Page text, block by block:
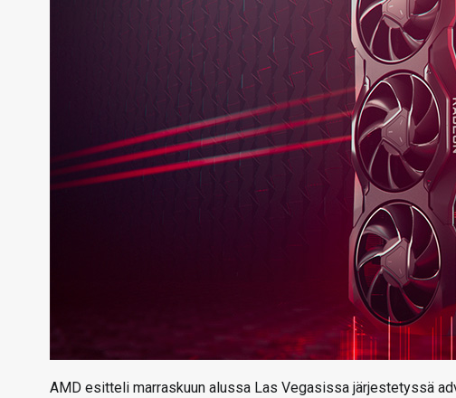
AMD esitteli marraskuun alussa Las Vegasissa järjestetyssä